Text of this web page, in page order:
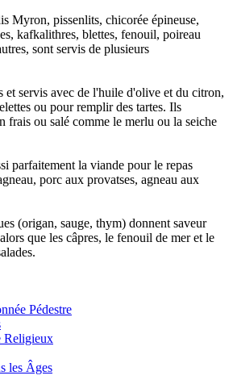
Myron, pissenlits, chicorée épineuse,
kafkalithres, blettes, fenouil, poireau
sont servis de plusieurs
et servis avec de l'huile d'olive et du citron,
ou pour remplir des tartes. Ils
frais ou salé comme le merlu ou la seiche
parfaitement la viande pour le repas
porc aux provatses, agneau aux
(origan, sauge, thym) donnent saveur
que les câpres, le fenouil de mer et le
Pédestre
Religieux
les Âges